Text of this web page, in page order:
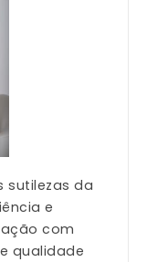
sutilezas da
e
com
qualidade